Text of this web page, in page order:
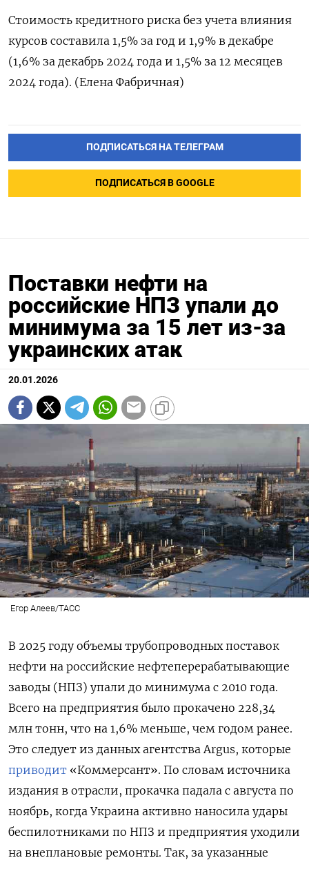
Стоимость ⁠кредитного риска без учета влияния
курсов составила 1,5% за год и 1,9% в декабре
(1,6% за декабрь 2024 года и 1,5% за 12 месяцев
2024 года). (Елена Фабричная)
ПОДПИСАТЬСЯ НА ТЕЛЕГРАМ
ПОДПИСАТЬСЯ В GOOGLE
Поставки нефти на
российские НПЗ упали до
минимума за 15 лет из-за
украинских атак
20.01.2026
Егор Алеев/ТАСС
В 2025 году объемы трубопроводных поставок
нефти на российские нефтеперерабатывающие
заводы (НПЗ) упали до минимума с 2010 года.
Всего на предприятия было прокачено 228,34
млн тонн, что на 1,6% меньше, чем годом ранее.
Это следует из данных агентства Argus, которые
приводит «Коммерсант». По словам источника
издания в отрасли, прокачка падала с августа по
ноябрь, когда Украина активно наносила удары
беспилотниками по НПЗ и предприятия уходили
на внеплановые ремонты. Так, за указанные